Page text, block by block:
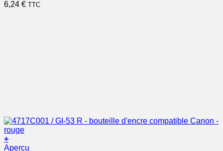
6,24 € TTC
+
Aperçu